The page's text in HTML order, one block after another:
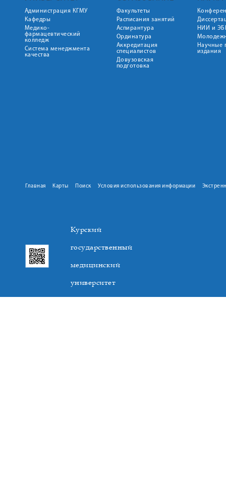
Администрация КГМУ
Кафедры
Медико-
фармацевтический
колледж
Система менеджмента
качества
Факультеты
Расписания занятий
Аспирантура
Ординатура
Аккредитация
специалистов
Довузовская
подготовка
НИИ и
Научные
издания
Главная Карты Поиск Условия использования информации
Курский
государственный
медицинский
университет